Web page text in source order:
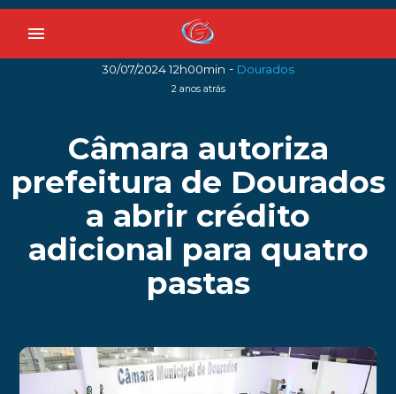
menu
30/07/2024 12h00min - Dourados
2 anos atrás
Câmara autoriza
prefeitura de Dourados
a abrir crédito
adicional para quatro
pastas